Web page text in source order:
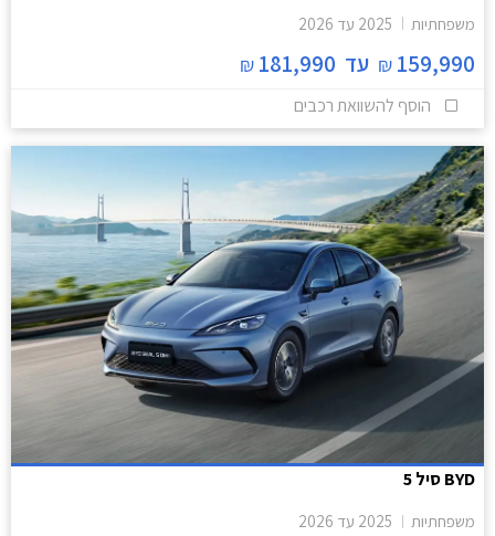
משפחתיות 2025 עד 2026
159,990
₪ עד 181,990
₪
הוסף להשוואת רכבים
BYD סיל 5
משפחתיות 2025 עד 2026